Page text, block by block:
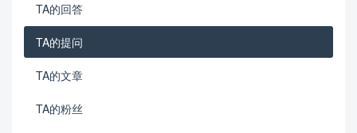
TA的回答
TA的提问
TA的文章
TA的粉丝